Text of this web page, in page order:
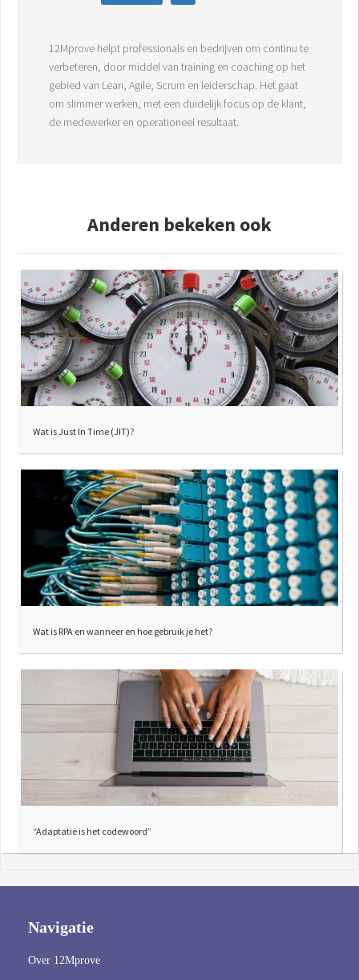
12Mprove helpt professionals en bedrijven om continu te
verbeteren, door middel van training en coaching op het
gebied van Lean, Agile, Scrum en leiderschap. Het gaat
om slimmer werken, met een duidelijk focus op de klant,
de medewerker en operationeel resultaat.
Anderen bekeken ook
Wat is Just In Time (JIT)?
Wat is RPA en wanneer en hoe gebruik je het?
“Adaptatie is het codewoord”
Navigatie
Over 12Mprove